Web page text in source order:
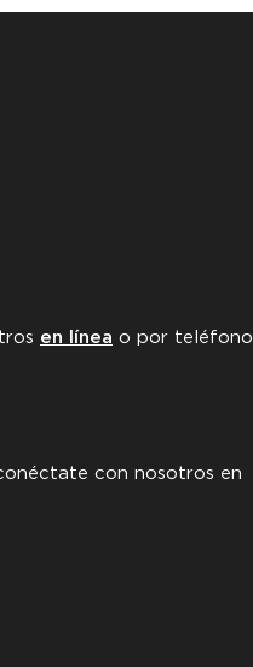
en línea o por teléfono
con nosotros en